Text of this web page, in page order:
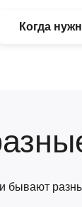
Когда
бывают